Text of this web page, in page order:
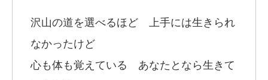
沢山の道を選べるほど 上手には生きられ
なかったけど
心も体も覚えている あなたとなら生きて